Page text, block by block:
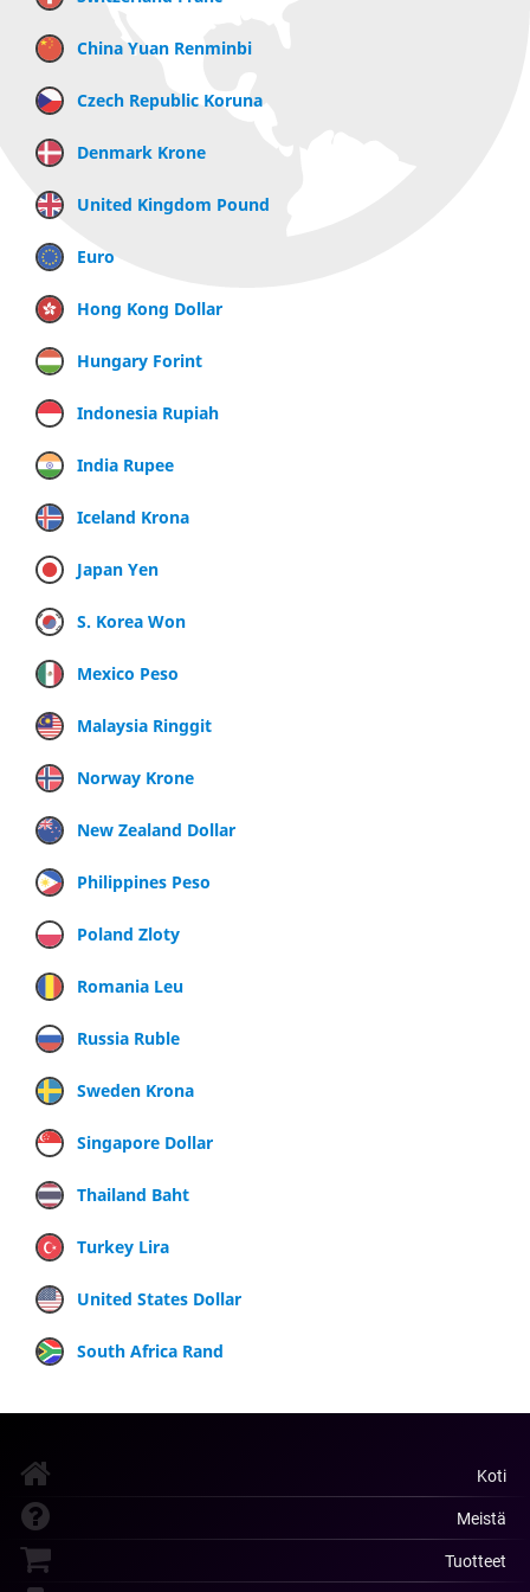
China Yuan Renminbi
Czech Republic Koruna
Denmark Krone
United Kingdom Pound
Euro
Hong Kong Dollar
Hungary Forint
Indonesia Rupiah
India Rupee
Iceland Krona
Japan Yen
S. Korea Won
Mexico Peso
Malaysia Ringgit
Norway Krone
New Zealand Dollar
Philippines Peso
Poland Zloty
Romania Leu
Russia Ruble
Sweden Krona
Singapore Dollar
Thailand Baht
Turkey Lira
United States Dollar
South Africa Rand
Koti
Meistä
Tuotteet